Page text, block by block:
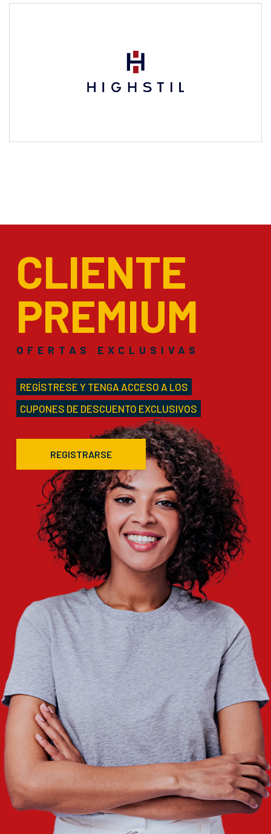
CLIENTE
PREMIUM
OFERTAS EXCLUSIVAS
REGÍSTRESE Y TENGA ACCESO A LOS
CUPONES DE DESCUENTO EXCLUSIVOS
REGISTRARSE